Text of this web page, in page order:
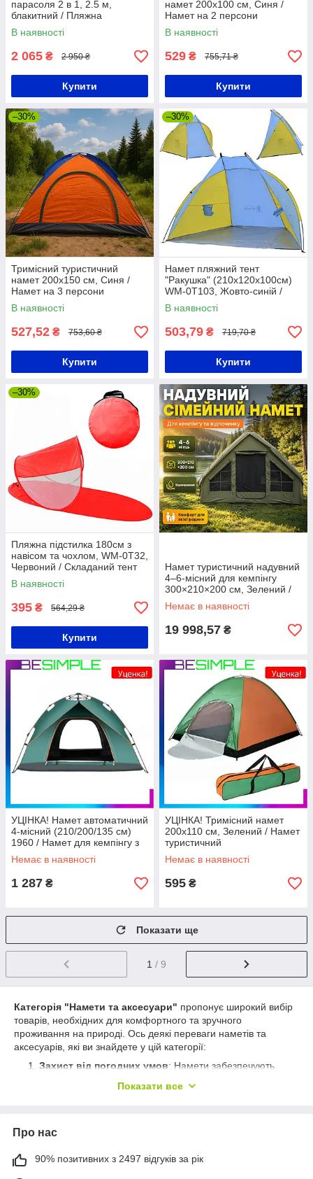
парасоля 2 в 1, 2.5 м,
блакитний / Пляжна
парасоля / Палатка для
риболовлі
В наявності
2 065 ₴ 2 950 ₴
Купити
намет 200х100 см, Синя /
Намет на 2 персони
В наявності
529 ₴ 755,71 ₴
Купити
–30%
Тримісний туристичний
намет 200х150 см, Синя /
Намет на 3 персони
В наявності
527,52 ₴ 753,60 ₴
Купити
–30%
Намет пляжний тент
"Ракушка" (210х120х100см)
WM-0T103, Жовто-синій /
Автоматичний двомісний
намет
В наявності
503,79 ₴ 719,70 ₴
Купити
–30%
Пляжна підстилка 180см з
навісом та чохлом, WM-0T32,
Червоний / Складаний тент
від сонця
В наявності
395 ₴ 564,29 ₴
Купити
Намет туристичний надувний
4–6-місний для кемпінгу
300×210×200 см, Зелений /
Водонепроникний намет для
кемпінгу / Сімейний намет
Немає в наявності
19 998,57 ₴
УЦІНКА! Намет автоматичний
4-місний (210/200/135 см)
1960 / Намет для кемпінгу з
антимоскітною сіткою
Немає в наявності
1 287 ₴
УЦІНКА! Тримісний намет
200х110 см, Зелений / Намет
туристичний
Немає в наявності
595 ₴
Показати ще
1 / 9
Категорія "Намети та аксесуари" пропонує широкий вибір
товарів, необхідних для комфортного та зручного
проживання на природі. Ось деякі переваги наметів та
аксесуарів, які ви знайдете у цій категорії:
Захист від погодних умов: Намети забезпечують
погодних умов. Вони виготовлені з міцних та
на природі.
аксесуарів для кемпінгу мають компактний розмір і
Показати все
Про нас
90% позитивних з 2497 відгуків за рік